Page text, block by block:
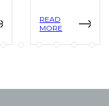
READ
MORE